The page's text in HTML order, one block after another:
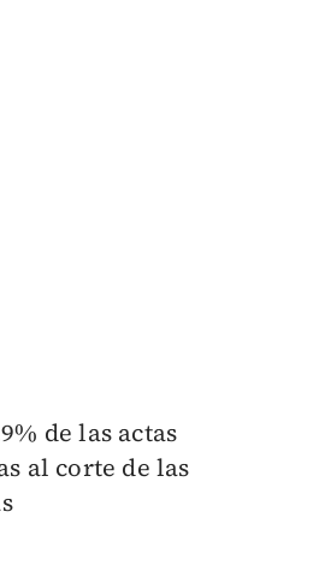
de las actas
al corte de las